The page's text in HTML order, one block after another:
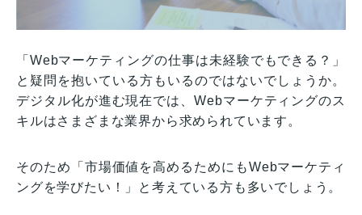
「Webマーケティングの仕事は未経験でもできる？」
と疑問を抱いている方もいるのではないでしょうか。
デジタル化が進む現在では、Webマーケティングのス
キルはさまざまな業界から求められています。
そのため「市場価値を高めるためにもWebマーケティ
ングを学びたい！」と考えている方も多いでしょう。